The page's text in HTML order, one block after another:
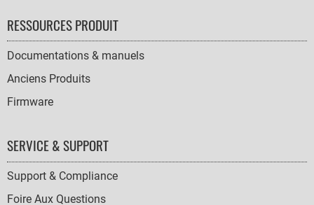
RESSOURCES PRODUIT
Documentations & manuels
Anciens Produits
Firmware
SERVICE & SUPPORT
Support & Compliance
Foire Aux Questions